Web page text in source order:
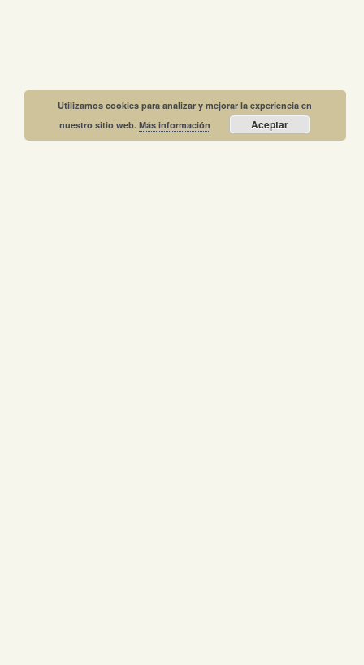
Utilizamos cookies para analizar y mejorar la experiencia en
nuestro sitio web.Más información Aceptar